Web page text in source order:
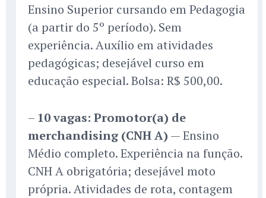
Ensino Superior cursando em Pedagogia
(a partir do 5º período). Sem
experiência. Auxílio em atividades
pedagógicas; desejável curso em
educação especial. Bolsa: R$ 500,00.
– 10 vagas: Promotor(a) de
merchandising (CNH A) — Ensino
Médio completo. Experiência na função.
CNH A obrigatória; desejável moto
própria. Atividades de rota, contagem